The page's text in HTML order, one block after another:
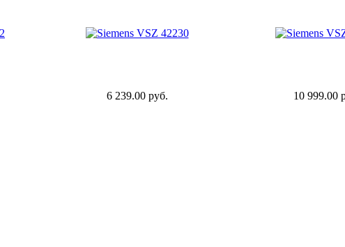
6 239.00 руб. 10 999.00